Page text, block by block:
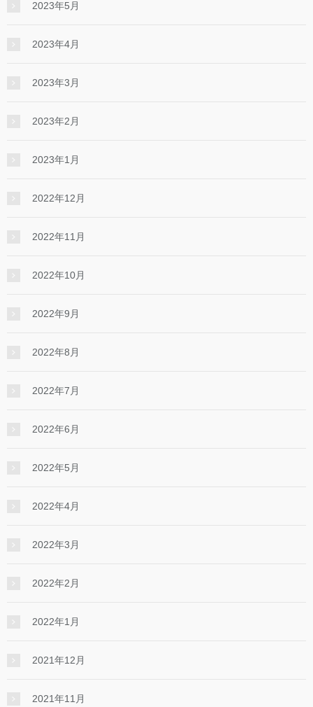
2023年5月
2023年4月
2023年3月
2023年2月
2023年1月
2022年12月
2022年11月
2022年10月
2022年9月
2022年8月
2022年7月
2022年6月
2022年5月
2022年4月
2022年3月
2022年2月
2022年1月
2021年12月
2021年11月